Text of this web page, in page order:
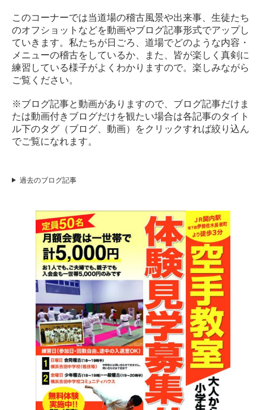
このコーナーでは当道場の稽古風景や出来事、生徒たち
のオフショットなどを動画やブログ記事形式でアップし
ていきます。私たちが日ごろ、道場でどのような内容・
メニューの稽古をしているか、また、皆が楽しく真剣に
練習している様子がよくわかりますので。楽しみながら
ご覧ください。
※ブログ記事と動画がありますので、ブログ記事だけま
たは動画付きブログだけを観たい場合は各記事のタイト
ル下のタグ（ブログ、動画）をクリックすれば絞り込ん
でご覧になれます。
過去のブログ記事